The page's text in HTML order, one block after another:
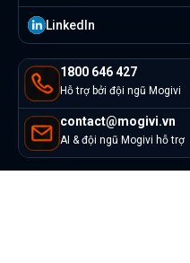
1800 646 427
Hỗ trợ bởi đội ngũ Mogivi
contact@mogivi.vn
AI & đội ngũ Mogivi hỗ trợ
Linkedln